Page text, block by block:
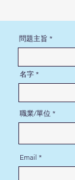
問題主旨
名字
職業/單位
Email